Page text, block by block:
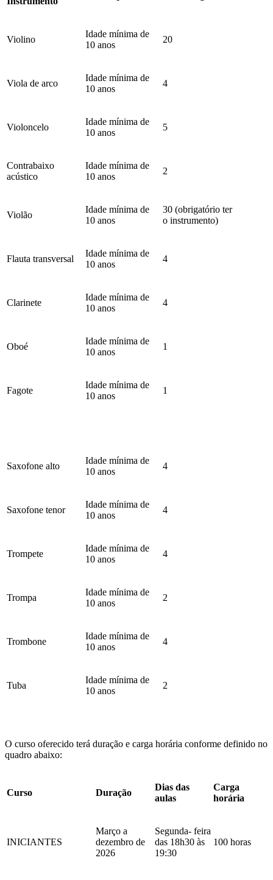
Violino
Idade mínima de
10 anos
20
Viola de arco
Idade mínima de
10 anos
4
Violoncelo
Idade mínima de
10 anos
5
Contrabaixo
acústico
Idade mínima de
10 anos
2
Violão
Idade mínima de
10 anos
30 (obrigatório ter
o instrumento)
Flauta transversal
Idade mínima de
10 anos
4
Clarinete
Idade mínima de
10 anos
4
Oboé
Idade mínima de
10 anos
1
Fagote
Idade mínima de
10 anos
1
Saxofone alto
Idade mínima de
10 anos
4
Saxofone tenor
Idade mínima de
10 anos
4
Trompete
Idade mínima de
10 anos
4
Trompa
Idade mínima de
10 anos
2
Trombone
Idade mínima de
10 anos
4
Tuba
Idade mínima de
10 anos
2
O curso oferecido terá duração e carga horária conforme definido no
quadro abaixo:
Curso Duração
Dias das
aulas
Carga
horária
INICIANTES
Março a
dezembro de
2026
Segunda- feira
das 18h30 às
19:30
100 horas